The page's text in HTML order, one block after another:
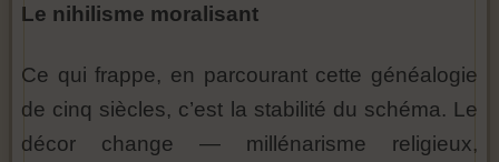
Le nihilisme moralisant
Ce qui frappe, en parcourant cette généalogie
de cinq siècles, c’est la stabilité du schéma. Le
décor change — millénarisme religieux,